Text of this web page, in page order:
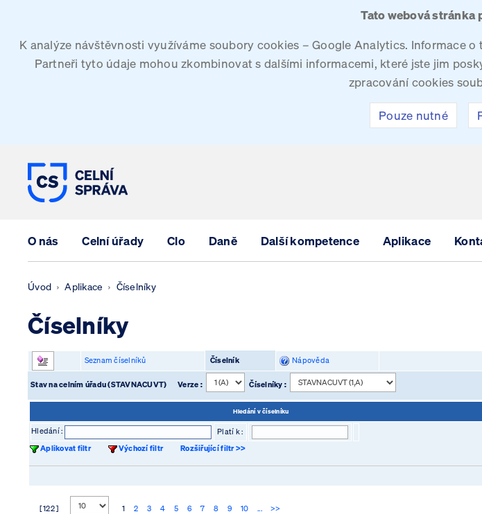
Tato webová stránka
K analýze návštěvnosti využíváme soubory cookies – Google Analytics. Informace
Partneři tyto údaje mohou zkombinovat s dalšími informacemi, které jste jim
zpracování cookies
Pouze nutné
O nás Celní úřady Clo Daně Další kompetence Aplikace
Úvod Aplikace Číselníky
Číselníky
Seznam číselníků Číselník Nápověda
Stav na celním úřadu (STAVNACUVT) Verze : Číselníky :
Hledání v číselníku
Hledání :
Platí k :
Aplikovat filtr
Výchozí filtr Rozšiřující filtr >>
[ 122 ] 1 2 3 4 5 6 7 8 9 10 ... >>